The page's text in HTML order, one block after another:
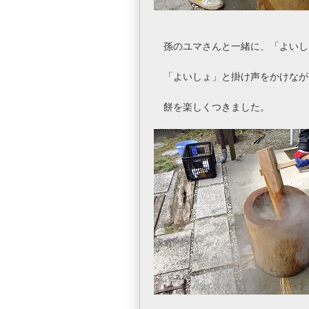
孫のユマさんと一緒に、「よい
「よいしょ」と掛け声をかけな
餅を楽しくつきました。